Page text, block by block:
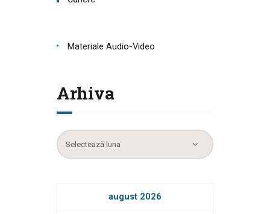
Materiale Audio-Video
Arhiva
Arhiva
august 2026